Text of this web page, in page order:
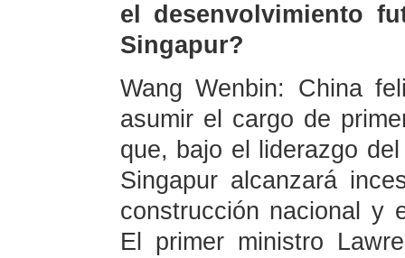
el desenvolvimiento
Singapur?
Wang Wenbin: China
asumir el cargo de
que, bajo el liderazgo
Singapur alcanzará
construcción nacional y
El primer ministro